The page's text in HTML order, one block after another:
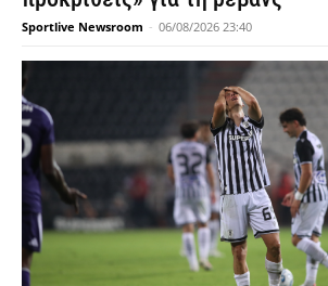
Sportlive Newsroom - 06/08/2026 23:40